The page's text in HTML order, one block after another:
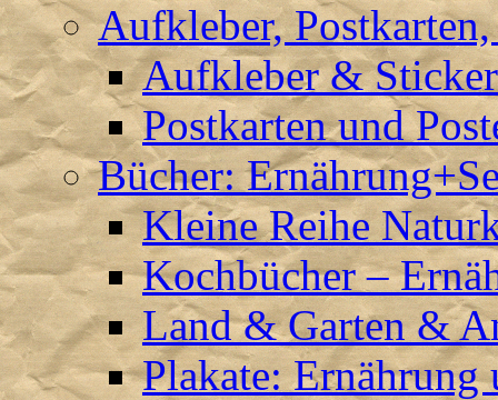
Aufkleber, Postkarten,
Aufkleber &
Postkarten und
Bücher:
Kleine Reihe
Kochbücher –
Land & Garten &
Plakate: Ernährung